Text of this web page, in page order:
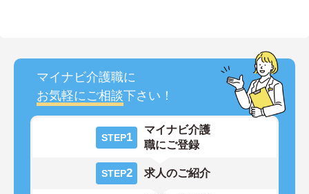
マイナビ介護職に
お気軽にご相談下さい！
STEP1
マイナビ介護
職にご登録
STEP2 求人のご紹介